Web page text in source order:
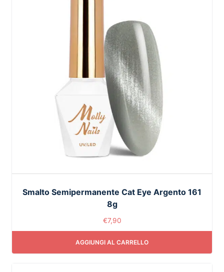
Smalto Semipermanente Cat Eye Argento 161
8g
€7,90
AGGIUNGI AL CARRELLO